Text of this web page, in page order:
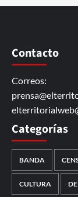
Contacto
Correos:
Categorías
BANDA
CULTURA